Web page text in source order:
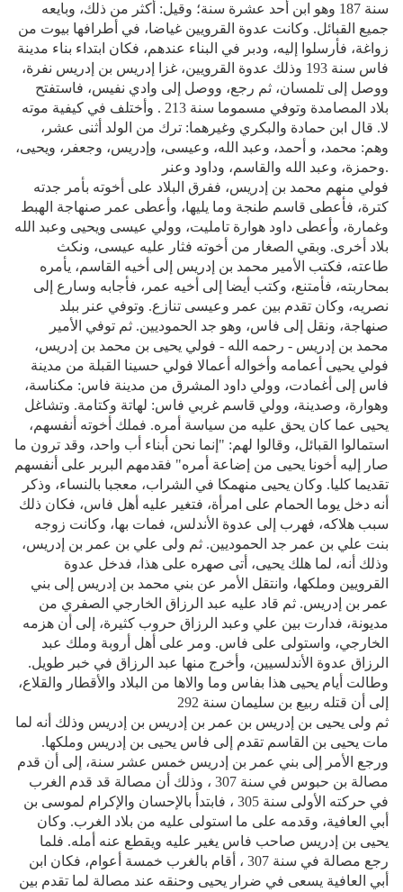
سنة 187 وهو ابن أحد عشرة سنة؛ وقيل: أكثر من ذلك، وبايعه
جميع القبائل. وكانت عدوة القرويين غياضا، في أطرافها بيوت من
زواغة، فأرسلوا إليه، ودبر في البناء عندهم، فكان ابتداء بناء مدينة
فاس سنة 193 وذلك عدوة القرويين، غزا إدريس بن إدريس نفرة،
ووصل إلى تلمسان، ثم رجع، ووصل إلى وادي نفيس، فاستفتح
بلاد المصامدة وتوفي مسموما سنة 213 . وأختلف في كيفية موته
لا. قال ابن حمادة والبكري وغيرهما: ترك من الولد أثنى عشر،
وهم: محمد، و أحمد، وعبد الله، وعيسى، وإدريس، وجعفر، ويحيى،
وحمزة، وعبد الله والقاسم، وداود وعنر.
فولي منهم محمد بن إدريس، ففرق البلاد على أخوته بأمر جدته
كترة، فأعطى قاسم طنجة وما يليها، وأعطى عمر صنهاجة الهبط
وغمارة، وأعطى داود هوارة تامليت، وولي عيسى ويحيى وعبد الله
بلاد أخرى. وبقي الصغار من أخوته فثار عليه عيسى، ونكث
طاعته، فكتب الأمير محمد بن إدريس إلى أخيه القاسم، يأمره
بمحاربته، فأمتنع، وكتب أيضا إلى أخيه عمر، فأجابه وسارع إلى
نصريه، وكان تقدم بين عمر وعيسى تنازع. وتوفي عنر ببلد
صنهاجة، ونقل إلى فاس، وهو جد الحموديين. ثم توفي الأمير
محمد بن إدريس - رحمه الله - فولي يحيى بن محمد بن إدريس،
فولي يحيى أعمامه وأخواله أعمالا فولي حسينا القبلة من مدينة
فاس إلى أغمادت، وولي داود المشرق من مدينة فاس: مكناسة،
وهوارة، وصدينة، وولي قاسم غربي فاس: لهاتة وكتامة. وتشاغل
يحيى عما كان يحق عليه من سياسة أمره. فملك أخوته أنفسهم،
استمالوا القبائل، وقالوا لهم: "إنما نحن أبناء أب واحد، وقد ترون ما
صار إليه أخونا يحيى من إضاعة أمره" فقدمهم البربر على أنفسهم
تقديما كليا. وكان يحيى منهمكا في الشراب، معجبا بالنساء، وذكر
أنه دخل يوما الحمام على امرأة، فتغير عليه أهل فاس، فكان ذلك
سبب هلاكه، فهرب إلى عدوة الأندلس، فمات بها، وكانت زوجه
بنت علي بن عمر جد الحموديين. ثم ولى علي بن عمر بن إدريس،
وذلك أنه، لما هلك يحيى، أتى صهره على هذا، فدخل عدوة
القرويين وملكها، وانتقل الأمر عن بني محمد بن إدريس إلى بني
عمر بن إدريس. ثم قاد عليه عبد الرزاق الخارجي الصفري من
مديونة، فدارت بين علي وعبد الرزاق حروب كثيرة، إلى أن هزمه
الخارجي، واستولى على فاس. ومر على أهل أروبة وملك عبد
الرزاق عدوة الأندلسيين، وأخرج منها عبد الرزاق في خبر طويل.
وطالت أيام يحيى هذا بفاس وما والاها من البلاد والأقطار والقلاع،
إلى أن قتله ربيع بن سليمان سنة 292
ثم ولى يحيى بن إدريس بن عمر بن إدريس بن إدريس وذلك أنه لما
مات يحيى بن القاسم تقدم إلى فاس يحيى بن إدريس وملكها.
ورجع الأمر إلى بني عمر بن إدريس خمس عشر سنة، إلى أن قدم
مصالة بن حبوس في سنة 307 ، وذلك أن مصالة قد قدم الغرب
في حركته الأولى سنة 305 ، فابتدأ بالإحسان والإكرام لموسى بن
أبي العافية، وقدمه على ما استولى عليه من بلاد الغرب. وكان
يحيى بن إدريس صاحب فاس يغير عليه ويقطع عنه أمله. فلما
رجع مصالة في سنة 307 ، أقام بالغرب خمسة أعوام، فكان ابن
أبي العافية يسعى في ضرار يحيى وحنقه عند مصالة لما تقدم بين